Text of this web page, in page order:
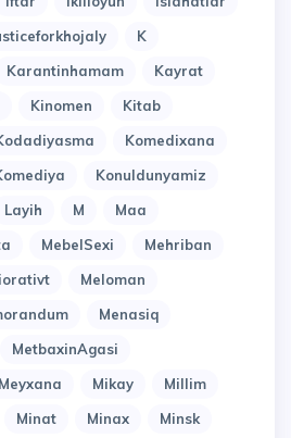
K
Karantinhamam
Kayrat
Kinomen
Kitab
Komedixana
Konuldunyamiz
Layih M
Maa
MebelSexi
Mehriban
Meloman
Menasiq
MetbaxinAgasi
Meyxana Mikay
Millim
Minat Minax
Minsk